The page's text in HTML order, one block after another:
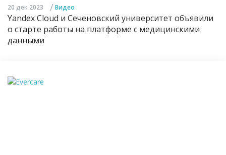
20 дек 2023 / Видео
Yandex Cloud и Сеченовский университет объявили
о старте работы на платформе с медицинскими
данными